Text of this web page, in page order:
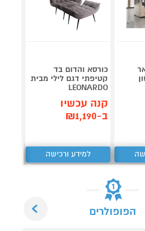
כורסא והדום בד
קטיפתי דגם לילי מבית
LEONARDO
קנה עכשיו
ב-₪1,190
למידע ורכישה
הפופולרים